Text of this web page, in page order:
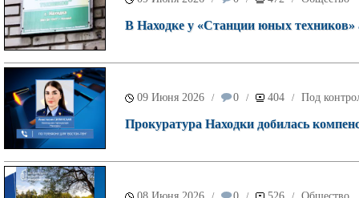
В Находке у «Станции юных
09 Июня 2026 / 0 / 404 / Под
Прокуратура Находки добилась